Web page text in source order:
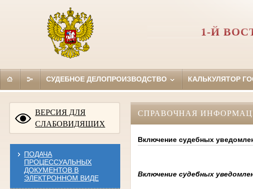
1-Й
СУДЕБНОЕ ДЕЛОПРОИЗВОДСТВО КАЛЬКУЛЯТОР
ВЕРСИЯ ДЛЯ
СЛАБОВИДЯЩИХ
ПОДАЧА
ПРОЦЕССУАЛЬНЫХ
ДОКУМЕНТОВ В
ЭЛЕКТРОННОМ ВИДЕ
СПРАВОЧНАЯ
Включение судебных
Включение судебных